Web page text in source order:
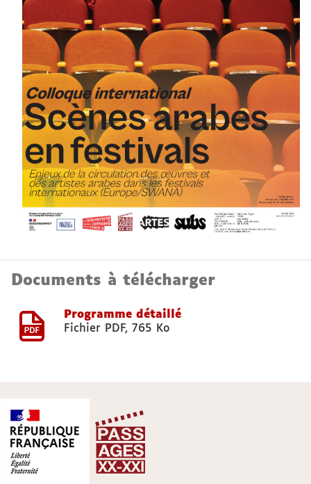
Documents à télécharger
Programme détaillé
Fichier PDF, 765 Ko